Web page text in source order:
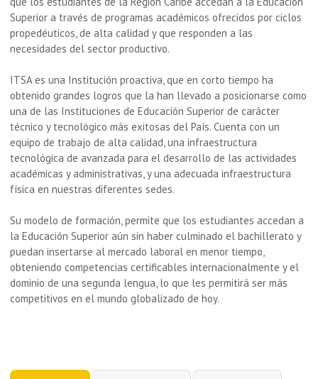
Superior a través de programas académicos ofrecidos por ciclos
propedéuticos, de alta calidad y que responden a las
necesidades del sector productivo.
ITSA es una Institución proactiva, que en corto tiempo ha
obtenido grandes logros que la han llevado a posicionarse como
una de las Instituciones de Educación Superior de carácter
técnico y tecnológico más exitosas del País. Cuenta con un
equipo de trabajo de alta calidad, una infraestructura
tecnológica de avanzada para el desarrollo de las actividades
académicas y administrativas, y una adecuada infraestructura
física en nuestras diferentes sedes.
Su modelo de formación, permite que los estudiantes accedan a
la Educación Superior aún sin haber culminado el bachillerato y
puedan insertarse al mercado laboral en menor tiempo,
obteniendo competencias certificables internacionalmente y el
dominio de una segunda lengua, lo que les permitirá ser más
competitivos en el mundo globalizado de hoy.